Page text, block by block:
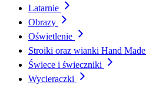
Latarnie
Obrazy
Oświetlenie
Stroiki oraz wianki Hand Made
Świece i świeczniki
Wycieraczki